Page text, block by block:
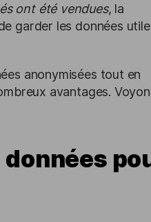
ont été vendues, la
garder les données
anonymisées tout en
avantages.